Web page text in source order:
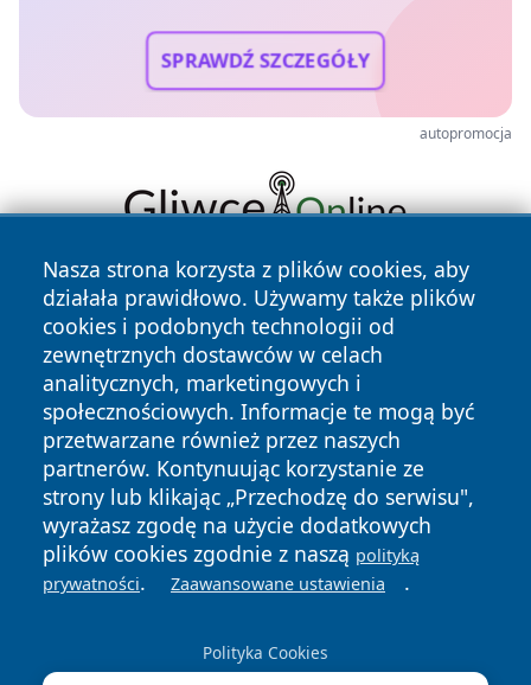
SPRAWDŹ SZCZEGÓŁY
autopromocja
Nasza strona korzysta z plików cookies, aby
działała prawidłowo. Używamy także plików
cookies i podobnych technologii od
zewnętrznych dostawców w celach
analitycznych, marketingowych i
społecznościowych. Informacje te mogą być
przetwarzane również przez naszych
partnerów. Kontynuując korzystanie ze
strony lub klikając „Przechodzę do serwisu",
wyrażasz zgodę na użycie dodatkowych
plików cookies zgodnie z naszą polityką
prywatności. Zaawansowane ustawienia .
Polityka Cookies
Copyright © 2026 faktyrzeszow.pl Wszystkie prawa
zastrzeżone.
News Autorzy
Polityka
Prywatności
Polityka
Cookies